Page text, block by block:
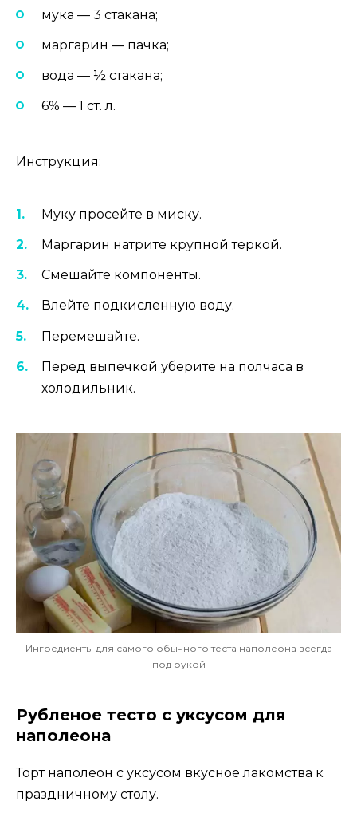
мука — 3 стакана;
маргарин — пачка;
вода — ½ стакана;
6% — 1 ст. л.
Инструкция:
Муку просейте в миску.
Маргарин натрите крупной теркой.
Смешайте компоненты.
Влейте подкисленную воду.
Перемешайте.
Перед выпечкой уберите на полчаса в
холодильник.
Ингредиенты для самого обычного теста наполеона всегда
под рукой
Рубленое тесто с уксусом для
наполеона
Торт наполеон с уксусом вкусное лакомства к
праздничному столу.